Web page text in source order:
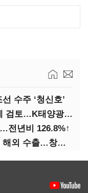
수주 ‘청신호’
미, 폴리실리콘 최저가격제·관세 검토…K태양광 입지 확대 기대
전년비 126.8%↑
두산퓨얼셀, SOFC 핵심부품 첫 해외 수출…창사 이래 최대 규모